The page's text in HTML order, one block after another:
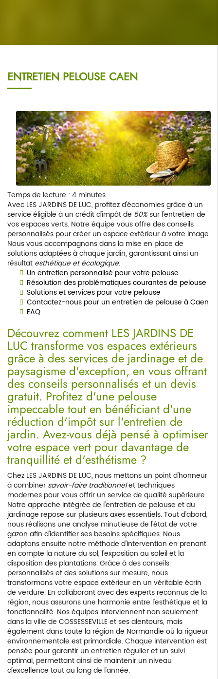
ENTRETIEN PELOUSE CAEN
Temps de lecture : 4 minutes
Avec LES JARDINS DE LUC, profitez d'économies grâce à un
service éligible à un crédit d'impôt de 50%sur l'entretien de
vos espaces verts. Notre équipe vous offre des conseils
personnalisés pour créer un espace extérieur à votre image.
Nous vous accompagnons dans la mise en place de
solutions adaptées à chaque jardin, garantissant ainsi un
résultat esthétique et écologique.
Un entretien personnalisé pour votre pelouse
Résolution des problématiques courantes de pelouse
Solutions et services pour votre pelouse
Contactez-nous pour un entretien de pelouse à Caen
FAQ
Découvrez comment LES JARDINS DE
LUC transforme vos espaces extérieurs
grâce à des services de jardinage et de
paysagisme d'exception, en vous offrant
des conseils personnalisés et un devis
gratuit. Profitez d'une pelouse
impeccable tout en bénéficiant d'une
réduction d'impôt sur l'entretien de
jardin. Avez-vous déjà pensé à optimiser
votre espace vert pour davantage de
tranquillité et d'esthétisme ?
Chez LES JARDINS DE LUC, nous mettons un point d'honneur
à combiner savoir-faire traditionnelet techniques
modernes pour vous offrir un service de qualité supérieure.
Notre approche intégrée de l'entretien de pelouse et du
jardinage repose sur plusieurs axes essentiels. Tout d'abord,
nous réalisons une analyse minutieuse de l'état de votre
gazon afin d'identifier ses besoins spécifiques. Nous
adaptons ensuite notre méthode d'intervention en prenant
en compte la nature du sol, l'exposition au soleil et la
disposition des plantations. Grâce à des conseils
personnalisés et des solutions sur mesure, nous
transformons votre espace extérieur en un véritable écrin
de verdure. En collaborant avec des experts reconnus de la
région, nous assurons une harmonie entre l'esthétique et la
fonctionnalité. Nos équipes interviennent non seulement
dans la ville de COSSESSEVILLE et ses alentours, mais
également dans toute la région de Normandie où la rigueur
environnementale est primordiale. Chaque intervention est
pensée pour garantir un entretien régulier et un suivi
optimal, permettant ainsi de maintenir un niveau
d'excellence tout au long de l'année.